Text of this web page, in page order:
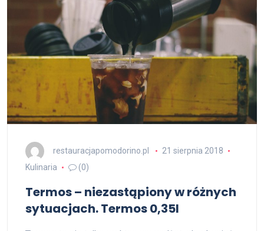
restauracjapomodorino.pl
21 sierpnia 2018
Kulinaria
(0)
Termos – niezastąpiony w różnych
sytuacjach. Termos 0,35l